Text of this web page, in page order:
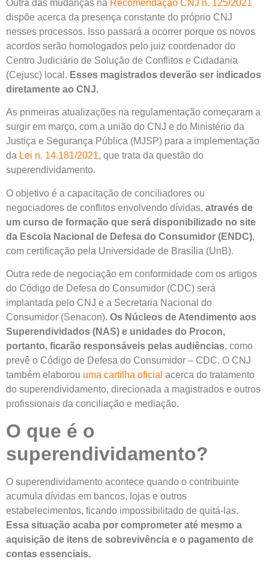
Outra das mudanças na Recomendação CNJ n. 125/2021
dispõe acerca da presença constante do próprio CNJ
nesses processos. Isso passará a ocorrer porque os novos
acordos serão homologados pelo juiz coordenador do
Centro Judiciário de Solução de Conflitos e Cidadania
(Cejusc) local. Esses magistrados deverão ser indicados
diretamente ao CNJ.
As primeiras atualizações na regulamentação começaram a
surgir em março, com a união do CNJ e do Ministério da
Justiça e Segurança Pública (MJSP) para a implementação
da Lei n. 14.181/2021, que trata da questão do
superendividamento.
O objetivo é a capacitação de conciliadores ou
negociadores de conflitos envolvendo dívidas, através de
um curso de formação que será disponibilizado no site
da Escola Nacional de Defesa do Consumidor (ENDC),
com certificação pela Universidade de Brasília (UnB).
Outra rede de negociação em conformidade com os artigos
do Código de Defesa do Consumidor (CDC) será
implantada pelo CNJ e a Secretaria Nacional do
Consumidor (Senacon). Os Núcleos de Atendimento aos
Superendividados (NAS) e unidades do Procon,
portanto, ficarão responsáveis pelas audiências, como
prevê o Código de Defesa do Consumidor – CDC. O CNJ
também elaborou uma cartilha oficial acerca do tratamento
do superendividamento, direcionada a magistrados e outros
profissionais da conciliação e mediação.
O que é o
superendividamento?
O superendividamento acontece quando o contribuinte
acumula dívidas em bancos, lojas e outros
estabelecimentos, ficando impossibilitado de quitá-las.
Essa situação acaba por comprometer até mesmo a
aquisição de itens de sobrevivência e o pagamento de
contas essenciais.